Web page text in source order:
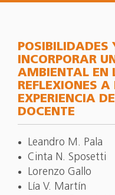
POSIBILIDADES
INCORPORAR
AMBIENTAL EN
REFLEXIONES
EXPERIENCIA
DOCENTE
Leandro M. Pala
Cinta N. Sposetti
Lorenzo Gallo
Lía V. Martín